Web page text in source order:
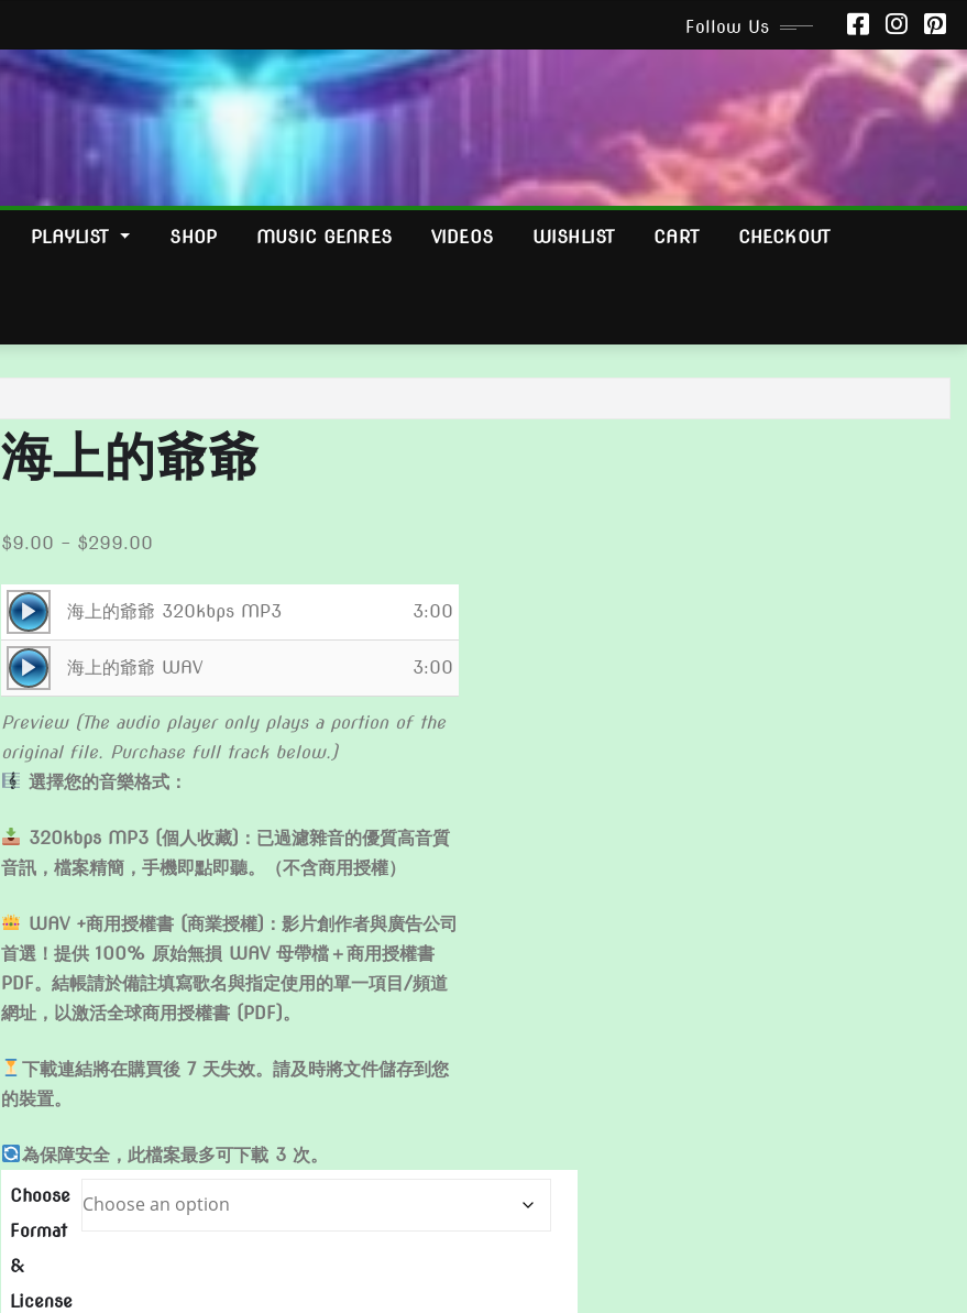
Follow Us
PLAYLIST SHOP MUSIC GENRES VIDEOS WISHLIST CART CHECKOUT
海上的爺爺
$9.00 – $299.00
$9.00
$299.00
Audio
Player
海上的爺爺 320kbps MP3 3:00
Audio
Player
海上的爺爺 WAV 3:00
Preview (The audio player only plays a portion of the
original file. Purchase full track below.)
選擇您的音樂格式：
320kbps MP3 (個人收藏)：已過濾雜音的優質高音質
音訊，檔案精簡，手機即點即聽。（不含商用授權）
WAV +商用授權書 (商業授權)：影片創作者與廣告公司
首選！提供 100% 原始無損 WAV 母帶檔＋商用授權書
PDF。結帳請於備註填寫歌名與指定使用的單一項目/頻道
網址，以激活全球商用授權書 (PDF)。
下載連結將在購買後 7 天失效。請及時將文件儲存到您
的裝置。
為保障安全，此檔案最多可下載 3 次。
Choose
Format
&
License